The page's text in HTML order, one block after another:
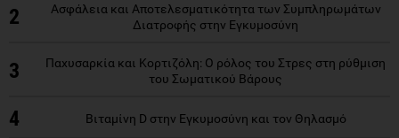
2
Ασφάλεια και Αποτελεσματικότητα των Συμπληρωμάτων
Διατροφής στην Εγκυμοσύνη
3
Παχυσαρκία και Κορτιζόλη: Ο ρόλος του Στρες στη ρύθμιση
του Σωματικού Βάρους
4 Βιταμίνη D στην Εγκυμοσύνη και τον Θηλασμό